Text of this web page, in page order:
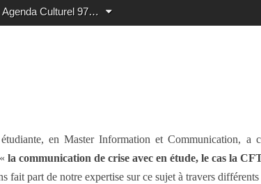
Agenda Culturel 97…
en Master Information et Communication, a
la communication de crise avec en étude, le cas la
fait part de notre expertise sur ce sujet à travers différents